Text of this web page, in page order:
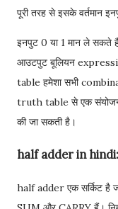
पूरी तरह से इसके वर्तमान इनपुट
इनपुट 0 या 1 मान ले सकते
आउटपुट बूलियन
table हमेशा सभी
truth table से एक संयोजन
की जा सकती है।
half adder in
half adder एक सर्किट है